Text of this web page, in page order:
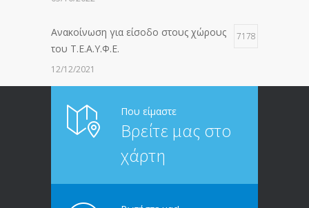
Ανακοίνωση για είσοδο στους χώρους
του Τ.Ε.Α.Υ.Φ.Ε.
7178
12/12/2021
ΑΝΑΚΟΙΝΩΣΗ ΠΡΟΣ ΣΥΝΤΑΞΙΟΥΧΟΥΣ
20/12/2019
Που είμαστε
Βρείτε μας στο
χάρτη